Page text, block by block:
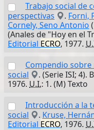
Trabajo social de
perspectivas
. Forni,
Cornely, Seno Antonio
(Anales de "Hoy en el
Editorial ECRO, 1977.
Compendio
social
. (Serie ISI; 4).
1976. U.I.: 1. (M) Texto
Introducción a la
social
. Kruse,
Editorial ECRO, 1976.